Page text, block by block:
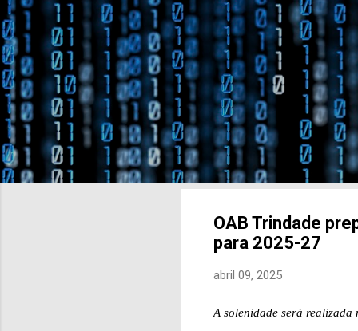
OAB Trindade
para 2025-27
abril 09, 2025
A solenidade será